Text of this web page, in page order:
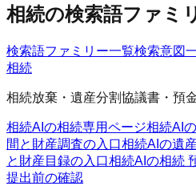
相続の検索語ファミ
検索語ファミリー一覧検索意図
相続
相続放棄・遺産分割協議書・預
相続AIの相続専用ページ相続AI
間と財産調査の入口相続AIの遺
と財産目録の入口相続AIの相続
提出前の確認